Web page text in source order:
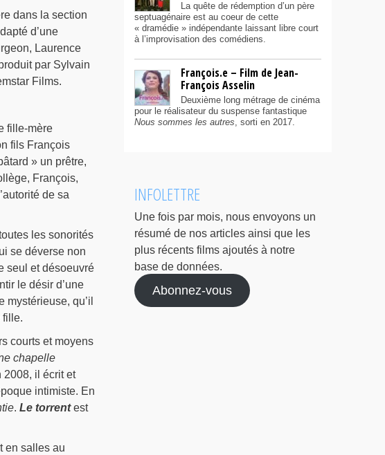
dans la section
d’une
Laurence
par Sylvain
Films.
fille-mère
fils François
» un prêtre,
François,
de sa
les sonorités
se déverse non
seul et désoeuvré
le désir d’une
qu’il
fille.
courts et moyens
chapelle
2008, il écrit et
intimiste. En
. Le torrentest
en salles au
La quête de rédemption d’un père
septuagénaire est au coeur de cette
« dramédie » indépendante laissant libre court
à l’improvisation des comédiens.
François.e – Film de Jean-
François Asselin
Deuxième long métrage de cinéma
pour le réalisateur du suspense fantastique
Nous sommes les autres, sorti en 2017.
INFOLETTRE
Une fois par mois, nous envoyons un
résumé de nos articles ainsi que les
plus récents films ajoutés à notre
base de données.
Abonnez-vous